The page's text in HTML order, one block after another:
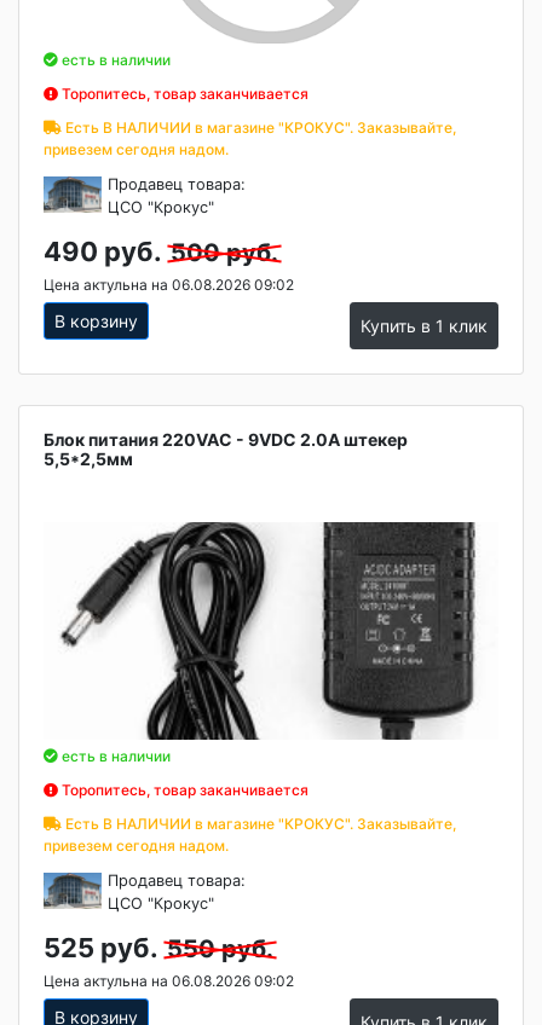
есть в наличии
Торопитесь, товар заканчивается
Есть В НАЛИЧИИ в магазине "КРОКУС". Заказывайте,
привезем сегодня надом.
Продавец товара:
ЦСО "Крокус"
490 руб. 500 руб.
Цена актульна на 06.08.2026 09:02
В корзину Купить в 1 клик
Блок питания 220VAC - 9VDC 2.0A штекер
5,5*2,5мм
есть в наличии
Торопитесь, товар заканчивается
Есть В НАЛИЧИИ в магазине "КРОКУС". Заказывайте,
привезем сегодня надом.
Продавец товара:
ЦСО "Крокус"
525 руб. 550 руб.
Цена актульна на 06.08.2026 09:02
В корзину